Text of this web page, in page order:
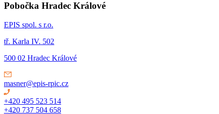
Pobočka Hradec Králové
EPIS spol. s r.o.
tř. Karla IV. 502
500 02 Hradec Králové
masner@epis-rpic.cz
+420 495 523 514
+420 737 504 658